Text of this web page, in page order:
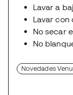
Lavar a
Lavar con
No secar
No
Novedades